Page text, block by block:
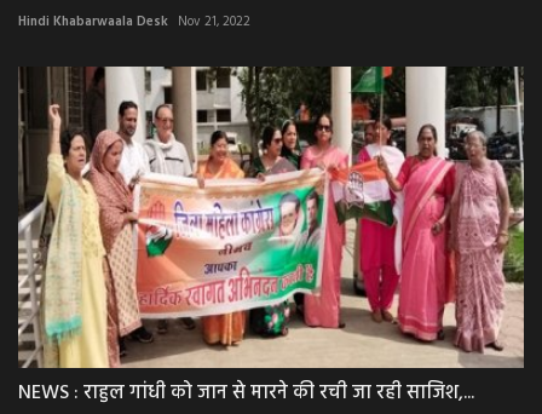
Hindi Khabarwaala Desk Nov 21, 2022
NEWS : राहुल गांधी को जान से मारने की रची जा रही साजिश,...